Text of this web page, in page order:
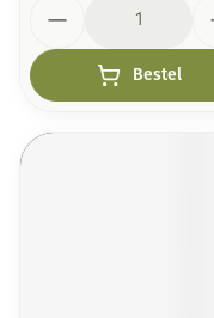
Bestel